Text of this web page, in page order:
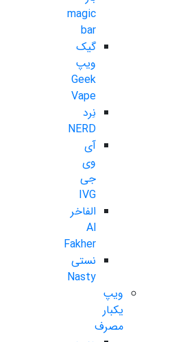
magic
bar
گیک
ویپ
Geek
Vape
نِرد
NERD
آی
وی
جی
IVG
الفاخر
Al
Fakher
نستی
Nasty
ویپ
یکبار
مصرف